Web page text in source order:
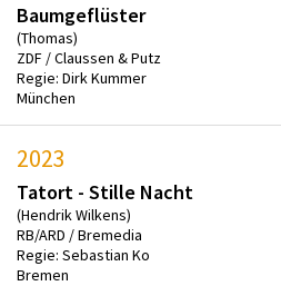
Baumgeflüster
(Thomas)
ZDF / Claussen & Putz
Regie: Dirk Kummer
München
2023
Tatort - Stille Nacht
(Hendrik Wilkens)
RB/ARD / Bremedia
Regie: Sebastian Ko
Bremen